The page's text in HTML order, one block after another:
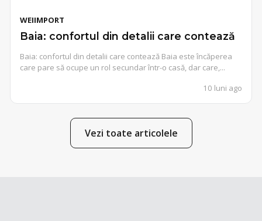
WEIIMPORT
Baia: confortul din detalii care contează
Baia: confortul din detalii care contează Baia este încăperea
care pare să ocupe un rol secundar într-o casă, dar care,...
10 luni ago
Vezi toate articolele